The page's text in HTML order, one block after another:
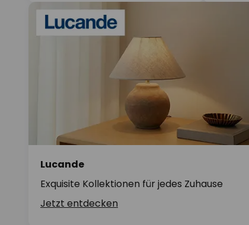
Lucande
Exquisite Kollektionen für jedes Zuhause
Jetzt entdecken